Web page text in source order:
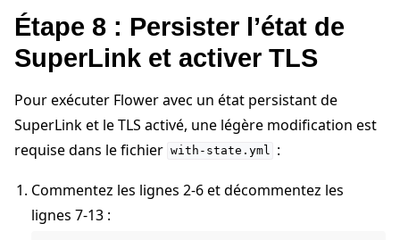
Étape 8 : Persister l’état de
SuperLink et activer TLS
Pour exécuter Flower avec un état persistant de
SuperLink et le TLS activé, une légère modification est
requise dans le fichier with-state.yml :
Commentez les lignes 2-6 et décommentez les
lignes 7-13 :